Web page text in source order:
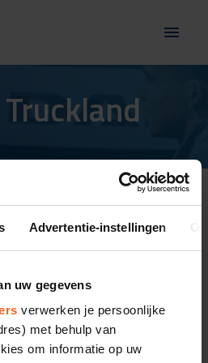
Advertentie-instellingen
uw gegevens
verwerken je persoonlijke
met behulp van
om informatie op uw
op events en
voor jou kan
met Truckland. Als